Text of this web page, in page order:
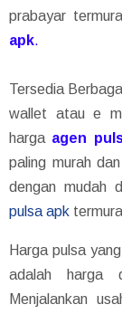
prabayar
apk.
Tersedia
wallet atau e
harga agen
paling murah
dengan mudah
pulsa apk
Harga pulsa
adalah harga
Menjalankan